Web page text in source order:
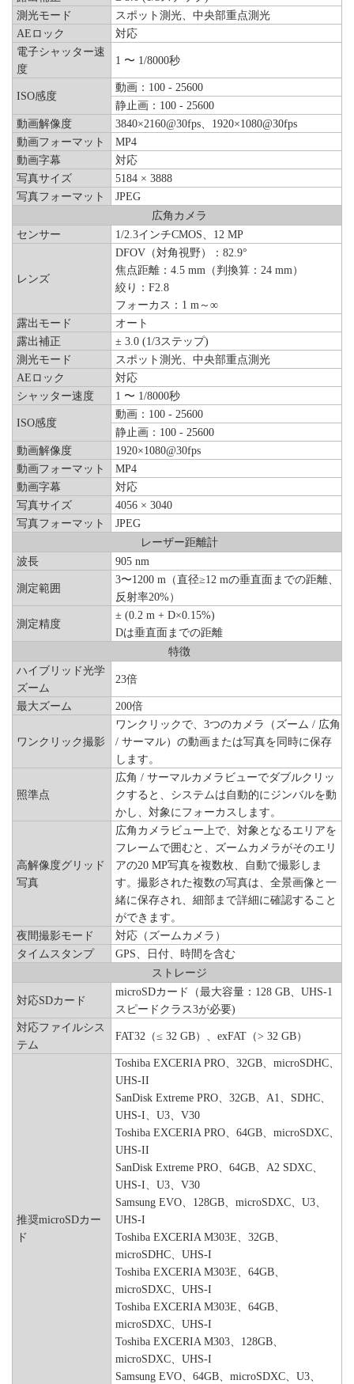
測光モード
スポット測光、中央部重点測光
AEロック
対応
電子シャッター速
度
1 〜 1/8000秒
ISO感度
動画：100 - 25600
静止画：100 - 25600
動画解像度
3840×2160@30fps、1920×1080@30fps
動画フォーマット
MP4
動画字幕
対応
写真サイズ
5184 × 3888
写真フォーマット
JPEG
広角カメラ
センサー
1/2.3インチCMOS、12 MP
レンズ
DFOV（対角視野）：82.9°
焦点距離：4.5 mm（判換算：24 mm）
絞り：F2.8
フォーカス：1 m～∞
露出モード
オート
露出補正
± 3.0 (1/3ステップ)
測光モード
スポット測光、中央部重点測光
AEロック
対応
シャッター速度
1 〜 1/8000秒
ISO感度
動画：100 - 25600
静止画：100 - 25600
動画解像度
1920×1080@30fps
動画フォーマット
MP4
動画字幕
対応
写真サイズ
4056 × 3040
写真フォーマット
JPEG
レーザー距離計
波長
905 nm
測定範囲
3〜1200 m（直径≥12 mの垂直面までの距離、
反射率20%）
測定精度
± (0.2 m + D×0.15%)
Dは垂直面までの距離
特徴
ハイブリッド光学
ズーム
23倍
最大ズーム 200倍
ワンクリック撮影
ワンクリックで、3つのカメラ（ズーム / 広角
/ サーマル）の動画または写真を同時に保存
します。
照準点
広角 / サーマルカメラビューでダブルクリッ
クすると、システムは自動的にジンバルを動
かし、対象にフォーカスします。
高解像度グリッド
写真
広角カメラビュー上で、対象となるエリアを
フレームで囲むと、ズームカメラがそのエリ
アの20 MP写真を複数枚、自動で撮影しま
す。撮影された複数の写真は、全景画像と一
緒に保存され、細部まで詳細に確認すること
ができます。
夜間撮影モード
対応（ズームカメラ）
タイムスタンプ
GPS、日付、時間を含む
ストレージ
対応SDカード
microSDカード（最大容量：128 GB、UHS-1
スピードクラス3が必要)
対応ファイルシス
テム
FAT32（≤ 32 GB）、exFAT（> 32 GB）
推奨microSDカー
ド
Toshiba EXCERIA PRO、32GB、microSDHC、
UHS-II
SanDisk Extreme PRO、32GB、A1、SDHC、
UHS-I、U3、V30
Toshiba EXCERIA PRO、64GB、microSDXC、
UHS-II
SanDisk Extreme PRO、64GB、A2 SDXC、
UHS-I、U3、V30
Samsung EVO、128GB、microSDXC、U3、
UHS-I
Toshiba EXCERIA M303E、32GB、
microSDHC、UHS-I
Toshiba EXCERIA M303E、64GB、
microSDXC、UHS-I
Toshiba EXCERIA M303E、64GB、
microSDXC、UHS-I
Toshiba EXCERIA M303、128GB、
microSDXC、UHS-I
Samsung EVO、64GB、microSDXC、U3、